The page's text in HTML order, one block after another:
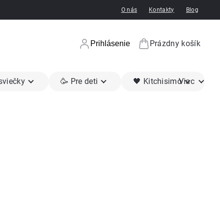
O nás Kontakty Blog
Prihlásenie
Nákupný
Prázdny košík
🥳 Pre deti 🖤 KitchisimoViac